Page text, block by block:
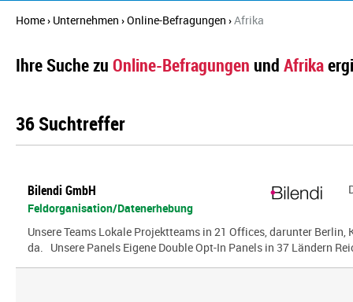
Home› Unternehmen ›Online-Befragungen ›Afrika
Ihre Suche zu Online-Befragungen und Afrika
36 Suchtreffer
Bilendi GmbH
Feldorganisation/Datenerhebung
Unsere Teams Lokale Projektteams in 21 Offices, darunter Berlin,
da. Unsere Panels Eigene Double Opt-In Panels in 37 Ländern